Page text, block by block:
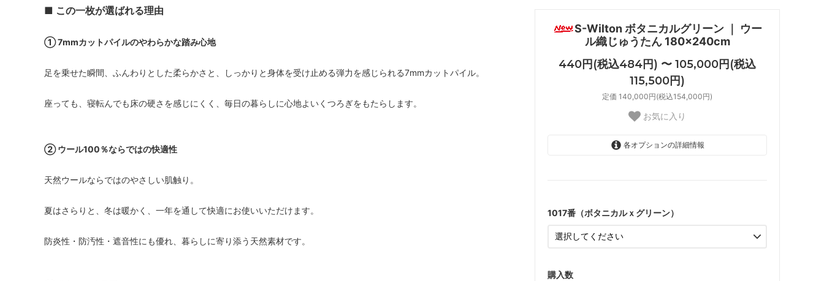
S-Wilton ボタニカルグリーン ｜ ウー
ル織じゅうたん 180×240cm
440円(税込484円) 〜 105,000円(税込
115,500円)
定価 140,000円(税込154,000円)
お気に入り
各オプションの詳細情報
1017番（ボタニカルｘグリーン）
購入数
■ この一枚が選ばれる理由
① 7mmカットパイルのやわらかな踏み心地
足を乗せた瞬間、ふんわりとした柔らかさと、しっかりと身体を受け止める弾力を感じられる7mmカットパイル。
座っても、寝転んでも床の硬さを感じにくく、毎日の暮らしに心地よいくつろぎをもたらします。
② ウール100％ならではの快適性
天然ウールならではのやさしい肌触り。
夏はさらりと、冬は暖かく、一年を通して快適にお使いいただけます。
防炎性・防汚性・遮音性にも優れ、暮らしに寄り添う天然素材です。